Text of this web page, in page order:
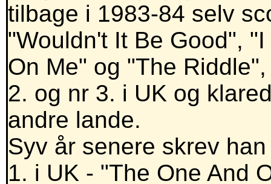
tilbage i 1983-84 selv
"Wouldn't It Be Good",
On Me" og "The
2. og nr 3. i UK og
andre lande.
Syv år senere skrev
1. i UK - "The One And